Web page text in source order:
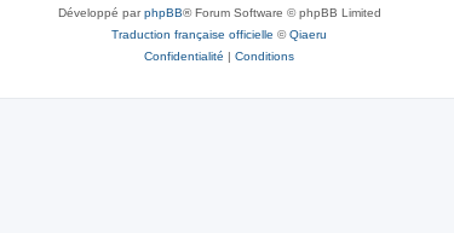
Développé parphpBB® Forum Software © phpBB Limited
Traduction française officielle ©Qiaeru
Confidentialité | Conditions